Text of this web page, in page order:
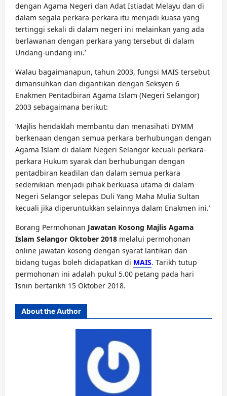
dengan Agama Negeri dan Adat Istiadat Melayu dan di
dalam segala perkara-perkara itu menjadi kuasa yang
tertinggi sekali di dalam negeri ini melainkan yang ada
berlawanan dengan perkara yang tersebut di dalam
Undang-undang ini.’
Walau bagaimanapun, tahun 2003, fungsi MAIS tersebut
dimansuhkan dan digantikan dengan Seksyen 6
Enakmen Pentadbiran Agama Islam (Negeri Selangor)
2003 sebagaimana berikut:
‘Majlis hendaklah membantu dan menasihati DYMM
berkenaan dengan semua perkara berhubungan dengan
Agama Islam di dalam Negeri Selangor kecuali perkara-
perkara Hukum syarak dan berhubungan dengan
pentadbiran keadilan dan dalam semua perkara
sedemikian menjadi pihak berkuasa utama di dalam
Negeri Selangor selepas Duli Yang Maha Mulia Sultan
kecuali jika diperuntukkan selainnya dalam Enakmen ini.’
Borang Permohonan Jawatan Kosong Majlis Agama
Islam Selangor Oktober 2018 melalui permohonan
online jawatan kosong dengan syarat lantikan dan
bidang tugas boleh didapatkan di MAIS. Tarikh tutup
permohonan ini adalah pukul 5.00 petang pada hari
Isnin bertarikh 15 Oktober 2018.
About the Author